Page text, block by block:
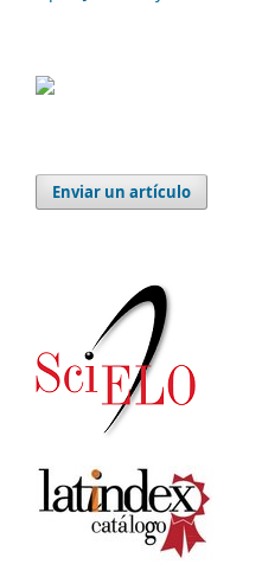
Enviar un artículo